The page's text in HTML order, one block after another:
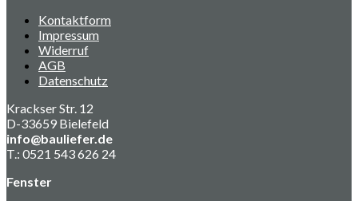
Kontaktform
Impressum
Widerruf
AGB
Datenschutz
Krackser Str. 12
D-33659 Bielefeld
info@bauliefer.de
T.: 0521 543 626 24
Fenster